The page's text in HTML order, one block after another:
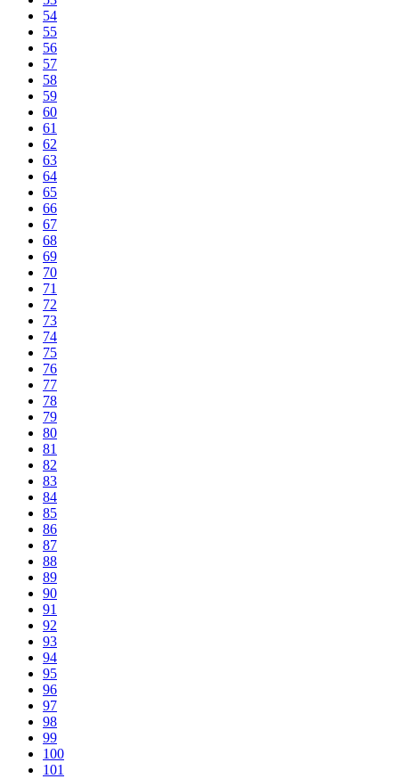
54
55
56
57
58
59
60
61
62
63
64
65
66
67
68
69
70
71
72
73
74
75
76
77
78
79
80
81
82
83
84
85
86
87
88
89
90
91
92
93
94
95
96
97
98
99
100
101